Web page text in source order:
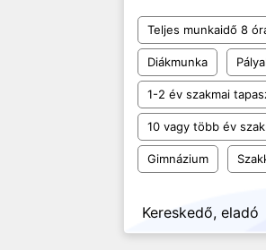
Teljes munkaidő 8
Diákmunka
1-2 év szakmai
10 vagy több év
Gimnázium
Kereskedő, eladó